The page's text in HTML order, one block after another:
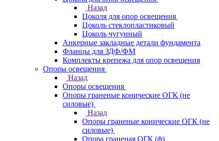
Назад
Цоколя для опор освещения
Цоколь стеклопластиковый
Цоколь чугунный
Анкерные закладные детали фундамента
Фланцы для ЗДФ/ФМ
Комплекты крепежа для опор освещения
Опоры освещения
Назад
Опоры освещения
Опоры граненые конические ОГК (не
силовые)
Назад
Опоры граненые конические ОГК (не
силовые)
Опора граненая ОГК (ф)